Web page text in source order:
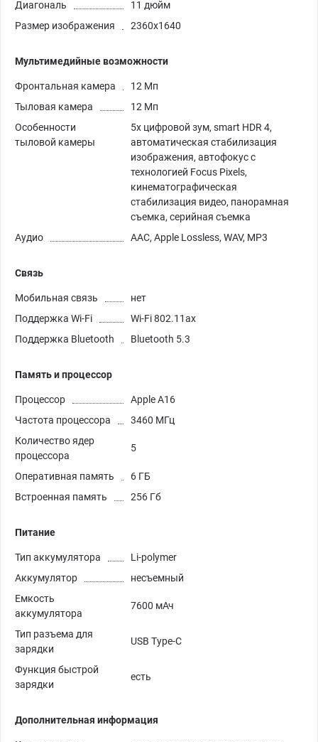
Диагональ
11 дюйм
Размер изображения
2360x1640
Мультимедийные возможности
Фронтальная камера
12 Мп
Тыловая камера
12 Мп
Особенности
тыловой камеры
5х цифровой зум, smart HDR 4,
автоматическая стабилизация
изображения, автофокус с
технологией Focus Pixels,
кинематографическая
стабилизация видео, панорамная
съемка, серийная съемка
Аудио
AAC, Apple Lossless, WAV, MP3
Связь
Мобильная связь
нет
Поддержка Wi-Fi
Wi-Fi 802.11ax
Поддержка Bluetooth
Bluetooth 5.3
Память и процессор
Процессор
Apple A16
Частота процессора
3460 МГц
Количество ядер
процессора
5
Оперативная память
6 ГБ
Встроенная память
256 Гб
Питание
Тип аккумулятора
Li-polymer
Аккумулятор
несъемный
Емкость
аккумулятора
7600 мАч
Тип разъема для
зарядки
USB Type-C
Функция быстрой
зарядки
есть
Дополнительная информация